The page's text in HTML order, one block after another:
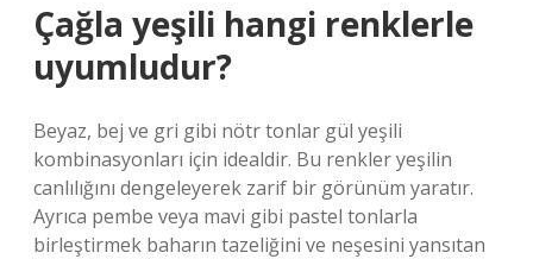
Çağla yeşili hangi renklerle
uyumludur?
Beyaz, bej ve gri gibi nötr tonlar gül yeşili
kombinasyonları için idealdir. Bu renkler yeşilin
canlılığını dengeleyerek zarif bir görünüm yaratır.
Ayrıca pembe veya mavi gibi pastel tonlarla
birleştirmek baharın tazeliğini ve neşesini yansıtan